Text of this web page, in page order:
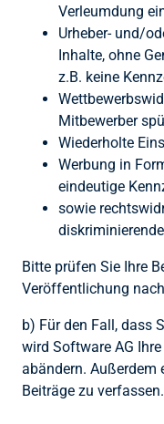
Verleumdung
Urheber- und/
Inhalte, ohne
z.B. keine
Mitbewerber
Wiederholte
Werbung in
eindeutige
sowie
Bitte prüfen Sie Ihre
Veröffentlichung
b) Für den Fall, dass
wird Software AG
abändern. Außerdem
Beiträge zu